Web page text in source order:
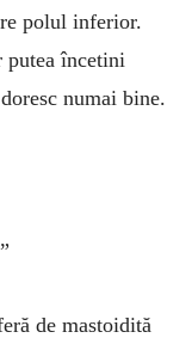
polul inferior.
putea încetini
numai bine.
de mastoidită